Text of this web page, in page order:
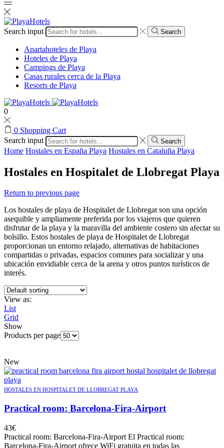
Search input Search
Apartahoteles de Playa
Hoteles de Playa
Campings de Playa
Casas rurales cerca de la Playa
Resorts de Playa
0
0 Shopping Cart
Search input
Search
Home Hostales en España Playa Hostales en Cataluña Playa
Hostales en Hospitalet de Llobregat Playa
Return to previous page
Los hostales de playa de Hospitalet de Llobregat son una opción
asequible y ampliamente preferida por los viajeros que quieren
disfrutar de la playa y la maravilla del ambiente costero sin afectar su
bolsillo. Estos hostales de playa de Hospitalet de Llobregat
proporcionan un entorno relajado, alternativas de habitaciones
compartidas o privadas, espacios comunes para socializar y una
ubicación envidiable cerca de la arena y otros puntos turísticos de
interés.
View as:
List
Grid
Show
Products per page
New
HOSTALES EN HOSPITALET DE LLOBREGAT PLAYA
Practical room: Barcelona-Fira-Airport
43€
Practical room: Barcelona-Fira-Airport El Practical room:
Barcelona-Fira-Airport ofrece WiFi gratuita en todas las